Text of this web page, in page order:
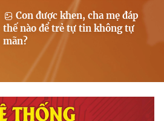
Con được khen, cha mẹ đáp
thế nào để trẻ tự tin không tự
mãn?